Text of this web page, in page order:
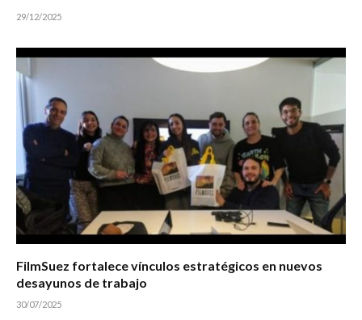
29/12/2025
FilmSuez fortalece vínculos estratégicos en nuevos
desayunos de trabajo
30/07/2025